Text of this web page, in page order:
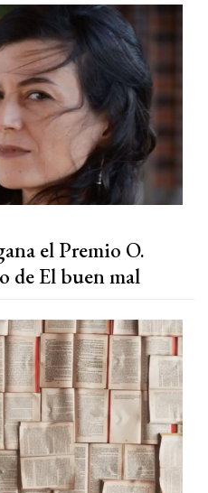
el Premio O.
de El buen mal